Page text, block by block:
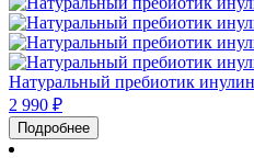
Натуральный пребиотик
2 990 ₽
Подробнее